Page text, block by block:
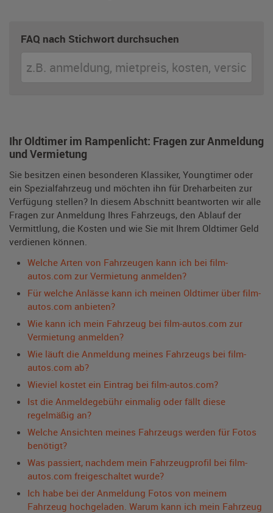
FAQ nach Stichwort durchsuchen
Ihr Oldtimer im Rampenlicht: Fragen zur Anmeldung
und Vermietung
Sie besitzen einen besonderen Klassiker, Youngtimer oder
ein Spezialfahrzeug und möchten ihn für Dreharbeiten zur
Verfügung stellen? In diesem Abschnitt beantworten wir alle
Fragen zur Anmeldung Ihres Fahrzeugs, den Ablauf der
Vermittlung, die Kosten und wie Sie mit Ihrem Oldtimer Geld
verdienen können.
Welche Arten von Fahrzeugen kann ich bei film-
autos.com zur Vermietung anmelden?
Für welche Anlässe kann ich meinen Oldtimer über film-
autos.com anbieten?
Wie kann ich mein Fahrzeug bei film-autos.com zur
Vermietung anmelden?
Wie läuft die Anmeldung meines Fahrzeugs bei film-
autos.com ab?
Wieviel kostet ein Eintrag bei film-autos.com?
Ist die Anmeldegebühr einmalig oder fällt diese
regelmäßig an?
Welche Ansichten meines Fahrzeugs werden für Fotos
benötigt?
Was passiert, nachdem mein Fahrzeugprofil bei film-
autos.com freigeschaltet wurde?
Ich habe bei der Anmeldung Fotos von meinem
Fahrzeug hochgeladen. Warum kann ich mein Fahrzeug